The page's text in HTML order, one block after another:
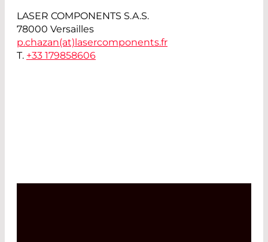
LASER COMPONENTS S.A.S.
78000 Versailles
p.chazan(at) lasercomponents.fr
T. +33 179858606